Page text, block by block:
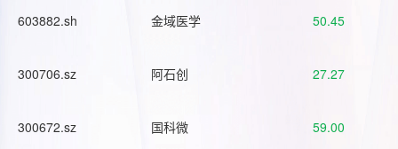
603882.sh 金域医学 50.45
300706.sz 阿石创 27.27
300672.sz 国科微 59.00